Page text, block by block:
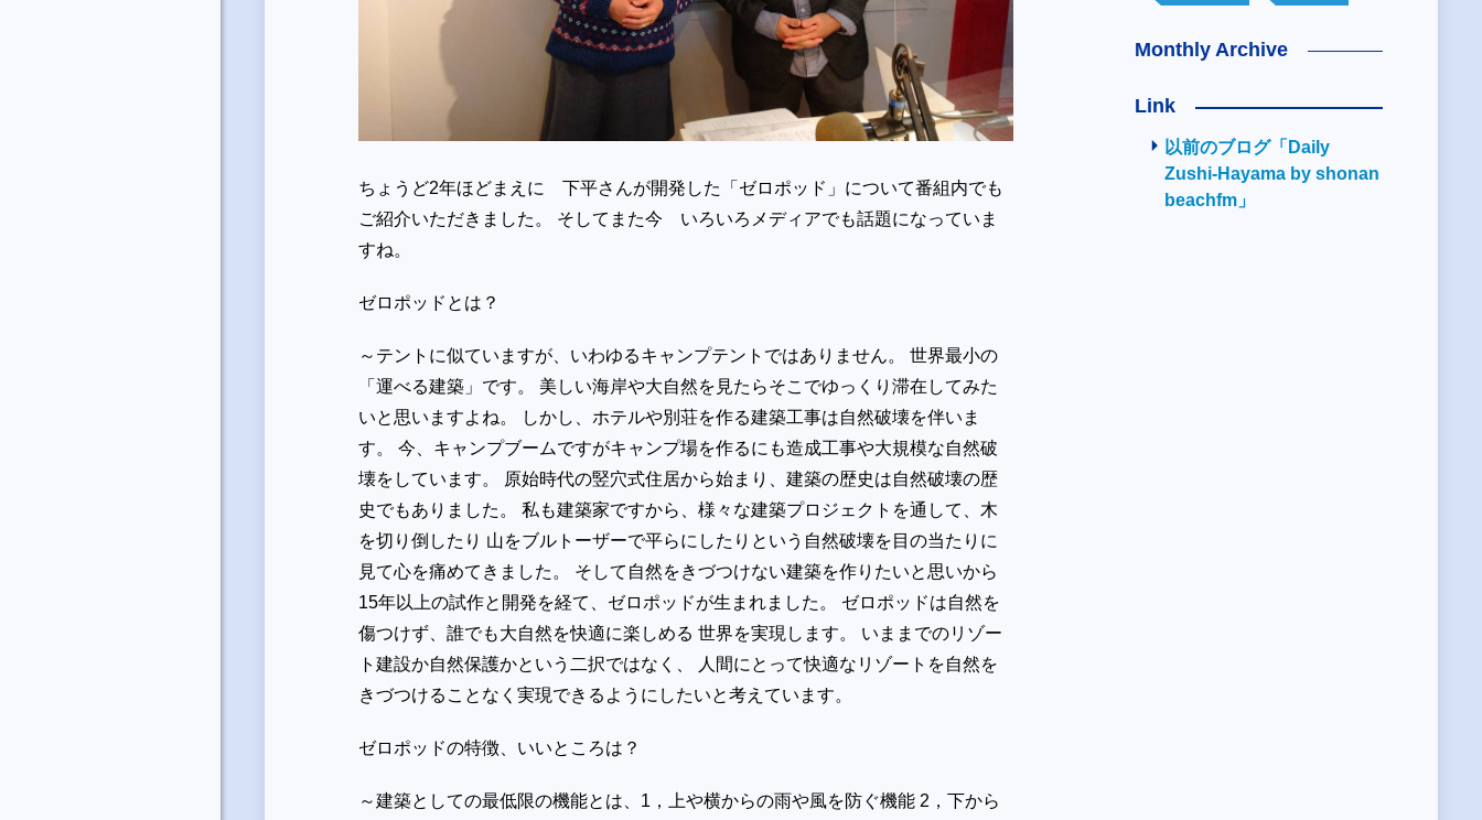
ちょうど2年ほどまえに 下平さんが開発した「ゼロポッド」について番組内でも
ご紹介いただきました。 そしてまた今 いろいろメディアでも話題になっていま
すね。
ゼロポッドとは？
～テントに似ていますが、いわゆるキャンプテントではありません。 世界最小の
「運べる建築」です。 美しい海岸や大自然を見たらそこでゆっくり滞在してみた
いと思いますよね。 しかし、ホテルや別荘を作る建築工事は自然破壊を伴いま
す。 今、キャンプブームですがキャンプ場を作るにも造成工事や大規模な自然破
壊をしています。 原始時代の竪穴式住居から始まり、建築の歴史は自然破壊の歴
史でもありました。 私も建築家ですから、様々な建築プロジェクトを通して、木
を切り倒したり 山をブルトーザーで平らにしたりという自然破壊を目の当たりに
見て心を痛めてきました。 そして自然をきづつけない建築を作りたいと思いから
15年以上の試作と開発を経て、ゼロポッドが生まれました。 ゼロポッドは自然を
傷つけず、誰でも大自然を快適に楽しめる 世界を実現します。 いままでのリゾー
ト建設か自然保護かという二択ではなく、 人間にとって快適なリゾートを自然を
きづつけることなく実現できるようにしたいと考えています。
ゼロポッドの特徴、いいところは？
～建築としての最低限の機能とは、1，上や横からの雨や風を防ぐ機能 2，下から
Monthly Archive
Link
以前のブログ「Daily
Zushi-Hayama by shonan
beachfm」